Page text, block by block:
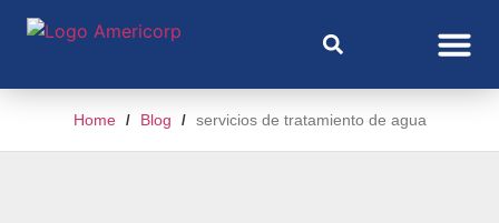
Home / Blog / servicios de tratamiento de agua